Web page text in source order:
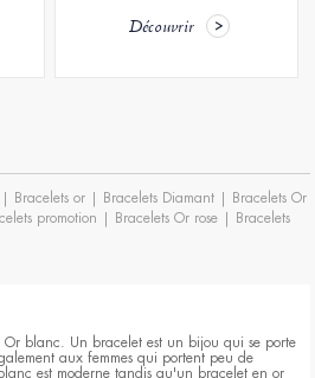
Découvrir
| Bracelets or | Bracelets Diamant | Bracelets Or
promotion | Bracelets Or rose | Bracelets
Or blanc. Un bracelet est un bijou qui se porte
aux femmes qui portent peu de
est moderne tandis qu'un bracelet en or